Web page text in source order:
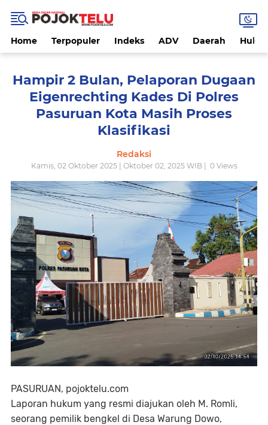
Home Terpopuler Indeks ADV Daerah
Hampir 2 Bulan, Pelaporan Dugaan
Eigenrechting Kades Di Polres
Pasuruan Kota Masih Proses
Klasifikasi
Redaksi
Kamis, 02 Oktober 2025 | Oktober 02, 2025 WIB | 0Views
PASURUAN, pojoktelu.com
Laporan hukum yang resmi diajukan oleh M. Romli,
seorang pemilik bengkel di Desa Warung Dowo,